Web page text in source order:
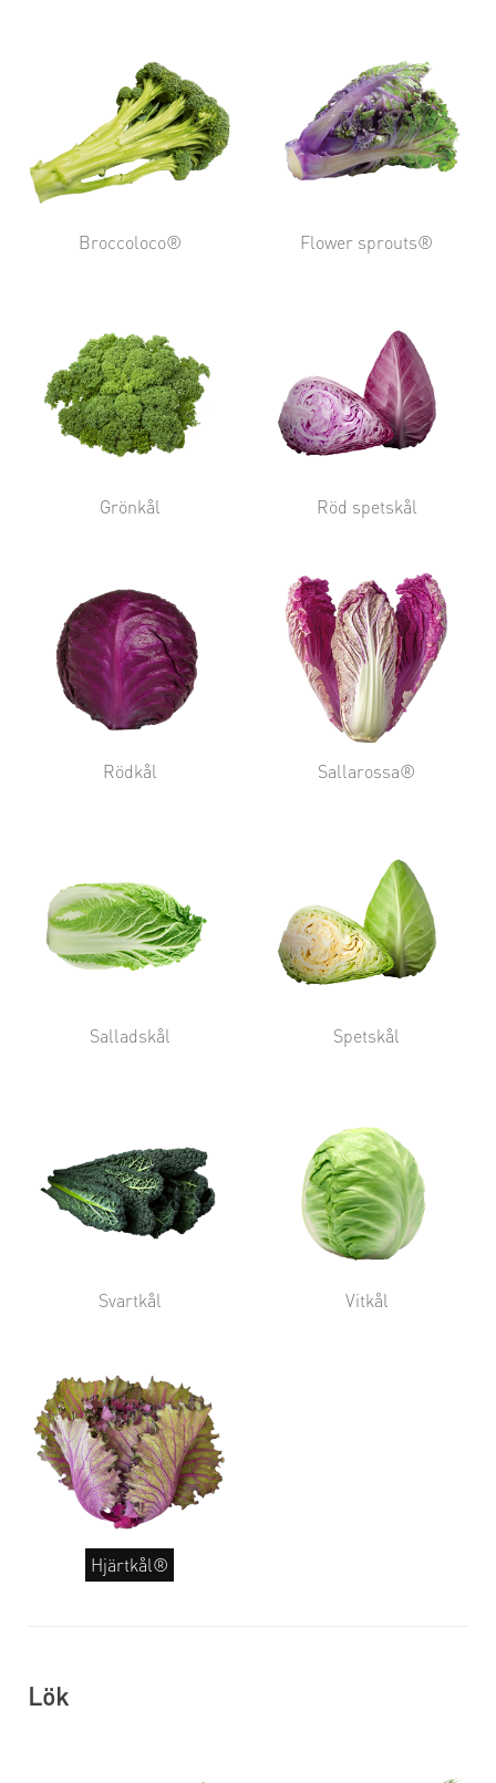
Broccoloco® Flower sprouts®
Grönkål Röd spetskål
Rödkål Sallarossa®
Salladskål Spetskål
Svartkål Vitkål
Hjärtkål®
Lök